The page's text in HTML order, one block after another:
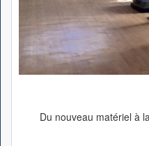
Du nouveau matériel à